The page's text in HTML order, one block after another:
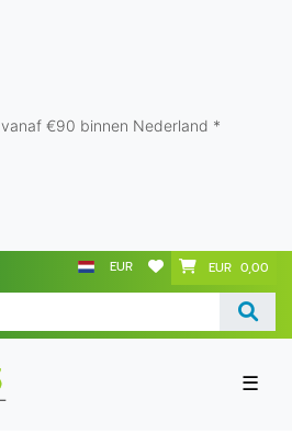
€90 binnen Nederland *
EUR EUR 0,00
☰